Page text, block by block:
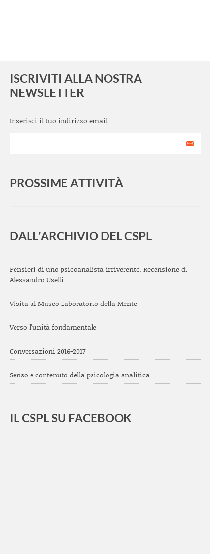
ISCRIVITI ALLA NOSTRA
NEWSLETTER
Inserisci il tuo indirizzo email
PROSSIME ATTIVITÀ
DALL’ARCHIVIO DEL CSPL
Pensieri di uno psicoanalista irriverente. Recensione di
Alessandro Uselli
Visita al Museo Laboratorio della Mente
Verso l’unità fondamentale
Conversazioni 2016-2017
Senso e contenuto della psicologia analitica
IL CSPL SU FACEBOOK